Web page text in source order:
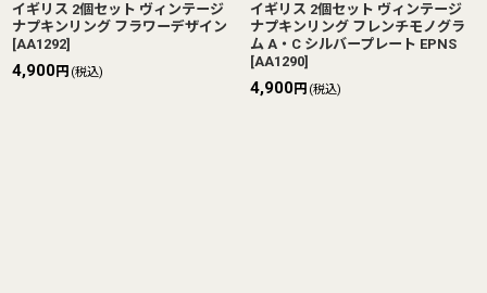
イギリス 2個セット ヴィンテージ
ナプキンリング フラワーデザイン
[AA1292]
4,900円 (税込)
イギリス 2個セット ヴィンテージ
ナプキンリング フレンチモノグラ
ム A・C シルバープレート EPNS
[AA1290]
4,900円 (税込)